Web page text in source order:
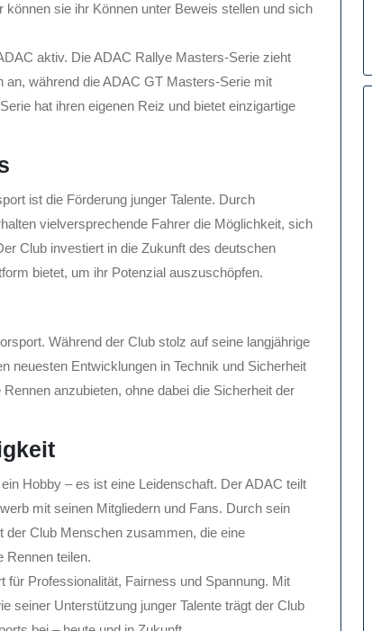
sie ihr Können unter Beweis stellen und sich
aktiv. Die ADAC Rallye Masters-Serie zieht
während die ADAC GT Masters-Serie mit
hat ihren eigenen Reiz und bietet einzigartige
ist die Förderung junger Talente. Durch
vielversprechende Fahrer die Möglichkeit, sich
Club investiert in die Zukunft des deutschen
bietet, um ihr Potenzial auszuschöpfen.
Während der Club stolz auf seine langjährige
neuesten Entwicklungen in Technik und Sicherheit
anzubieten, ohne dabei die Sicherheit der
Hobby – es ist eine Leidenschaft. Der ADAC teilt
mit seinen Mitgliedern und Fans. Durch sein
der Club Menschen zusammen, die eine
Rennen teilen.
Professionalität, Fairness und Spannung. Mit
seiner Unterstützung junger Talente trägt der Club